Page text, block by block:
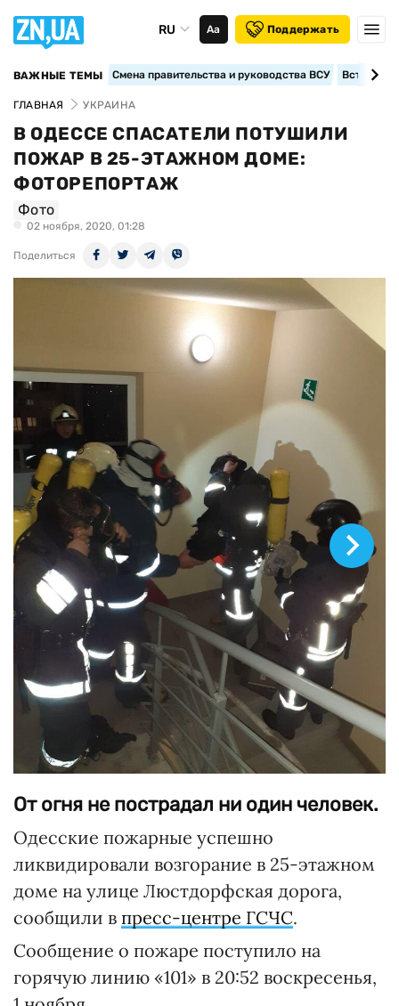
RU Аа Поддержать
ВАЖНЫЕ ТЕМЫ Смена правительства и руководства ВСУ
ГЛАВНАЯ УКРАИНА
В ОДЕССЕ СПАСАТЕЛИ ПОТУШИЛИ
ПОЖАР В 25-ЭТАЖНОМ ДОМЕ:
ФОТОРЕПОРТАЖ
Фото
02 ноября, 2020, 01:28
Поделиться
От огня не пострадал ни один человек.
Одесские пожарные успешно
ликвидировали возгорание в 25-этажном
доме на улице Люстдорфская дорога,
сообщили в пресс-центре ГСЧС.
Сообщение о пожаре поступило на
горячую линию «101» в 20:52 воскресенья,